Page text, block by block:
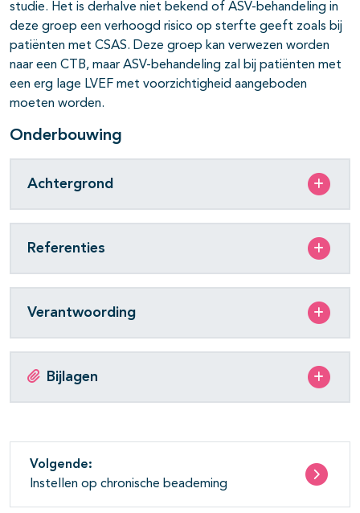
studie. Het is derhalve niet bekend of ASV-behandeling in
deze groep een verhoogd risico op sterfte geeft zoals bij
patiënten met CSAS. Deze groep kan verwezen worden
naar een CTB, maar ASV-behandeling zal bij patiënten met
een erg lage LVEF met voorzichtigheid aangeboden
moeten worden.
Onderbouwing
Achtergrond
Referenties
Verantwoording
Bijlagen
Volgende:
Instellen op chronische beademing